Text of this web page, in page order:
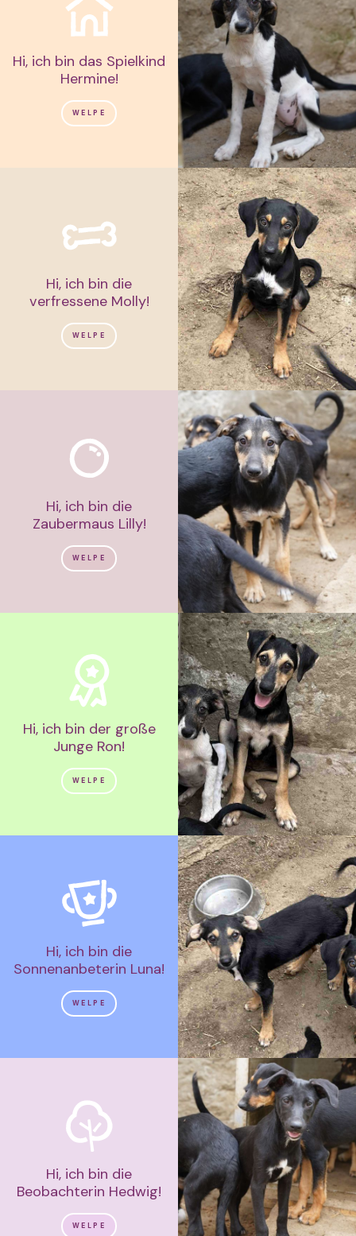
Hi, ich bin das Spielkind
Hermine!
WELPE
Hi, ich bin die
verfressene Molly!
WELPE
Hi, ich bin die
Zaubermaus Lilly!
WELPE
Hi, ich bin der große
Junge Ron!
WELPE
Hi, ich bin die
Sonnenanbeterin Luna!
WELPE
Hi, ich bin die
Beobachterin Hedwig!
WELPE